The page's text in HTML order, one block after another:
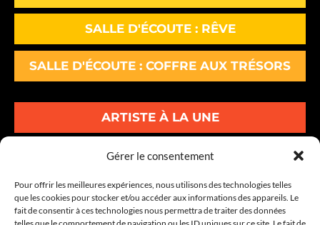
Gérer le consentement
Pour offrir les meilleures expériences, nous utilisons des technologies telles
que les cookies pour stocker et/ou accéder aux informations des appareils. Le
fait de consentir à ces technologies nous permettra de traiter des données
SALLE D'ÉCOUTE : RÊVE
SALLE D'ÉCOUTE : COFFRE AUX TRÉSORS
ARTISTE À LA UNE
ALBUMS À LA UNE
INFOS À LA UNE